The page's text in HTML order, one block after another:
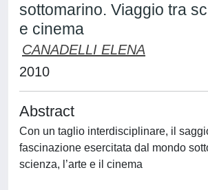
sottomarino. Viaggio tra
e cinema
CANADELLI ELENA
2010
Abstract
Con un taglio interdisciplinare, il
fascinazione esercitata dal mondo
scienza, l’arte e il cinema